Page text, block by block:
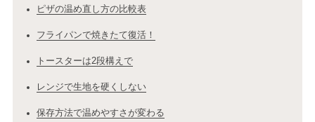
ピザの温め直し方の比較表
フライパンで焼きたて復活！
トースターは2段構えで
レンジで生地を硬くしない
保存方法で温めやすさが変わる